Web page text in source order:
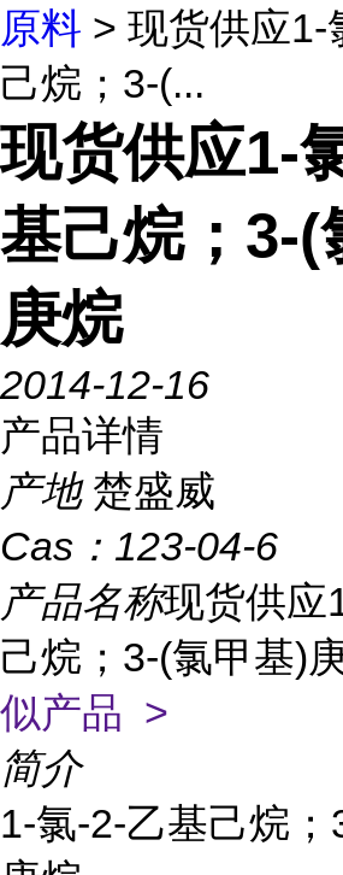
原料 > 现货供应1-
己烷；3-(...
现货供应1-
基己烷；3-(
庚烷
2014-12-16
产品详情
产地 楚盛威
Cas： 123-04-6
产品名称现货供应
己烷；3-(氯甲基)
似产品 >
简介
1-氯-2-乙基己烷